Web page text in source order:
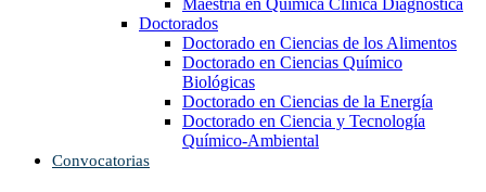
Maestría en Química Clínica Diagnóstica
Doctorados
Doctorado en Ciencias de los Alimentos
Doctorado en Ciencias Químico
Biológicas
Doctorado en Ciencias de la Energía
Doctorado en Ciencia y Tecnología
Químico-Ambiental
Convocatorias